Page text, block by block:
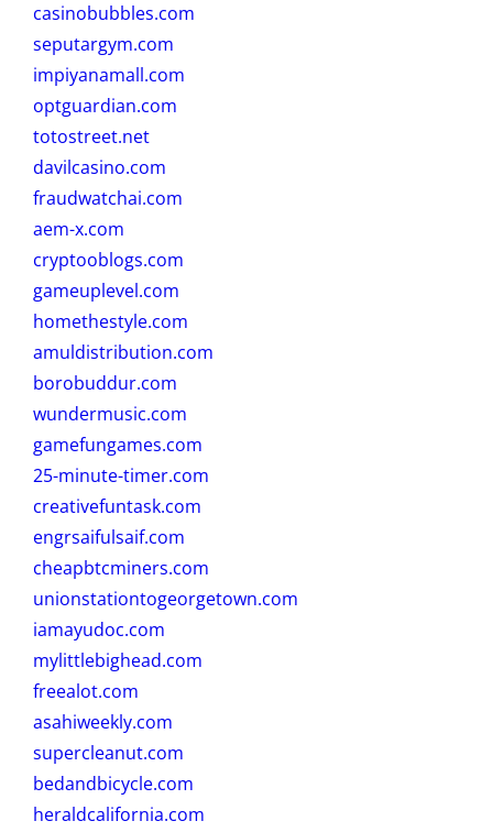
casinobubbles.com
seputargym.com
impiyanamall.com
optguardian.com
totostreet.net
davilcasino.com
fraudwatchai.com
aem-x.com
cryptooblogs.com
gameuplevel.com
homethestyle.com
amuldistribution.com
borobuddur.com
wundermusic.com
gamefungames.com
25-minute-timer.com
creativefuntask.com
engrsaifulsaif.com
cheapbtcminers.com
unionstationtogeorgetown.com
iamayudoc.com
mylittlebighead.com
freealot.com
asahiweekly.com
supercleanut.com
bedandbicycle.com
heraldcalifornia.com